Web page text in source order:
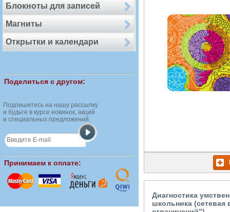
Блокноты для записей
Магниты
Открытки и календари
Поделиться с другом:
Подпишитесь на нашу рассылку
и будьте в курсе новинок, акций
и специальных предложений:
Принимаем к оплате:
Диагностика
школьника (сетевая